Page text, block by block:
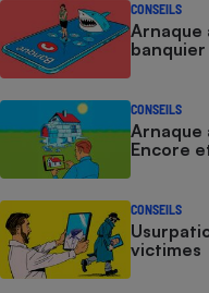
CONSEILS
Arnaque
banquier
CONSEILS
Arnaque
Encore
CONSEILS
victimes